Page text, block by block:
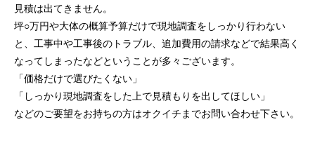
見積は出てきません。
坪○万円や大体の概算予算だけで現地調査をしっかり行わない
と、工事中や工事後のトラブル、追加費用の請求などで結果高く
なってしまったなどということが多々ございます。
「価格だけで選びたくない」
「しっかり現地調査をした上で見積もりを出してほしい」
などのご要望をお持ちの方はオクイチまでお問い合わせ下さい。